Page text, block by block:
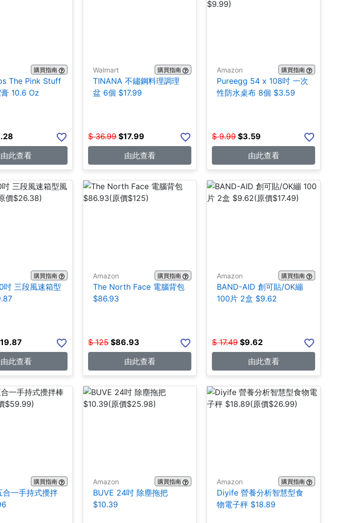
購買指南
The Pink Stuff
10.6 Oz
由此查看
Walmart 購買指南
TINANA 不鏽鋼料理調理
盆 6個 $17.99
$ 36.99 $17.99
由此查看
Amazon 購買指南
Pureegg 54 x 108吋 一次
性防水桌布 8個 $3.59
$ 9.99 $3.59
由此查看
購買指南
吋 三段風速箱型
19.87
由此查看
Amazon 購買指南
The North Face 電腦背包
$86.93
$ 125 $86.93
由此查看
Amazon 購買指南
BAND-AID 創可貼/OK繃
100片 2盒 $9.62
$ 17.49 $9.62
由此查看
購買指南
合一手持式攪拌
Amazon 購買指南
BUVE 24吋 除塵拖把
$10.39
Amazon 購買指南
Diyife 營養分析智慧型食
物電子秤 $18.89